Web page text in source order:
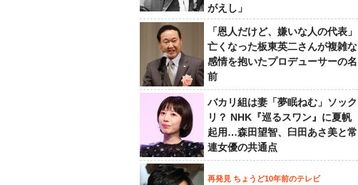
がえし」
「恩人だけど、嫌いな人の代表」
亡くなった板東英二さんが複雑な
感情を抱いたプロデューサーの名
前
バカリ組は妻「夢眠ねむ」ソック
リ？ NHK『巡るスワン』に夏帆
起用…森田望智、臼田あさ美と常
連女優の共通点
再発見 ちょうど10年前のテレビ